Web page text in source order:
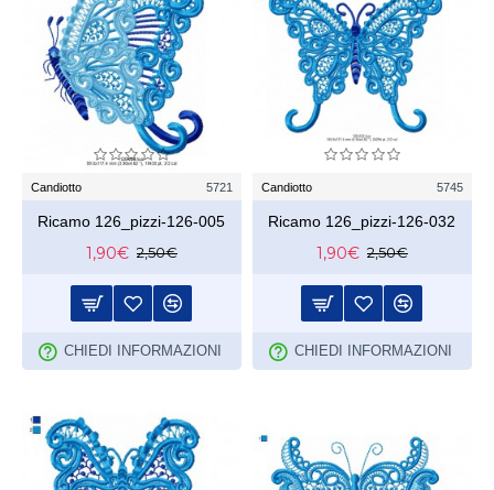
Candiotto 5721
Ricamo 126_pizzi-126-005
1,90€ 2,50€
CHIEDI INFORMAZIONI
Candiotto 5745
Ricamo 126_pizzi-126-032
1,90€ 2,50€
CHIEDI INFORMAZIONI